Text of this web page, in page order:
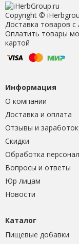
Copyright ©
Доставка товаров
Оплатить товары
картой
Информация
О компании
Доставка и оплата
Отзывы и заработок
Скидки
Обработка
Вопросы и ответы
Юр лицам
Новости
Каталог
Пищевые добавки